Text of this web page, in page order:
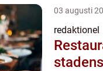
03 augusti
redaktionel
Restaurang